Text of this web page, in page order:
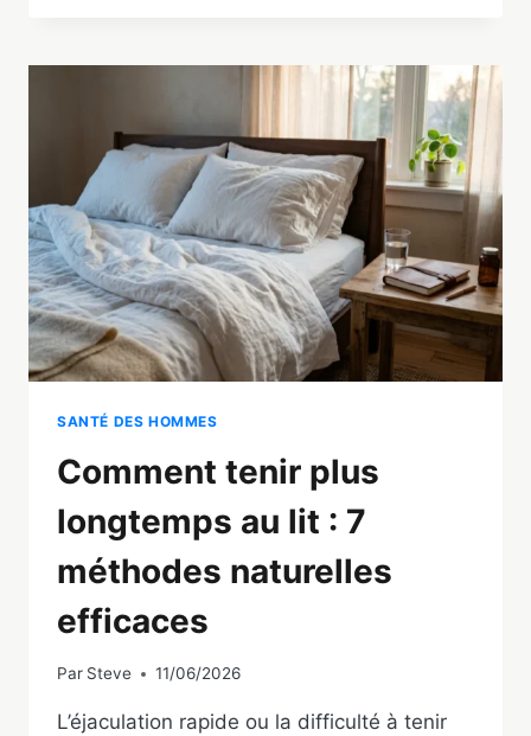
SOLUTIONS
FONCTIONNENT
EN
2026
SANTÉ DES HOMMES
Comment tenir plus
longtemps au lit : 7
méthodes naturelles
efficaces
Par Steve 11/06/2026
L’éjaculation rapide ou la difficulté à tenir